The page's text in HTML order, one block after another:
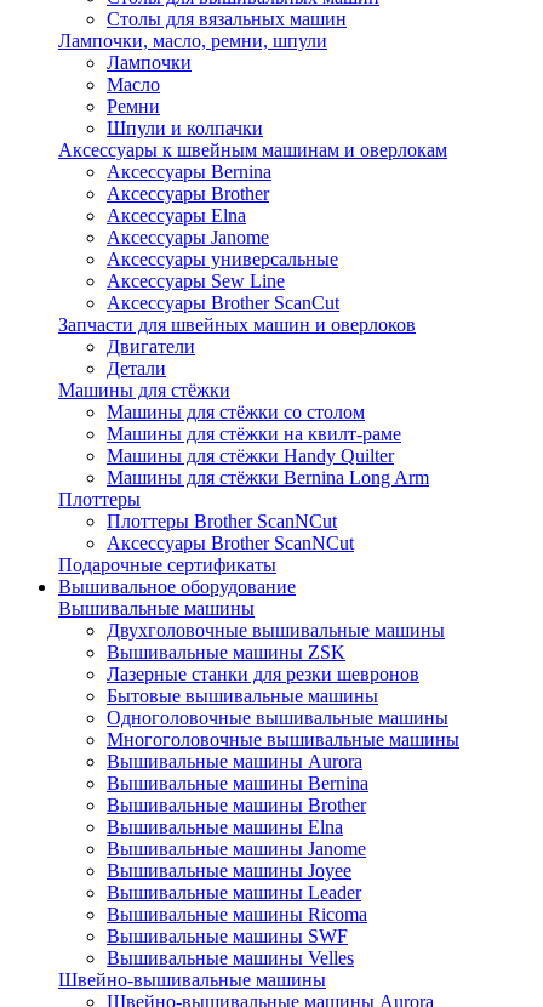
Столы для вязальных машин
Лампочки, масло, ремни, шпули
Лампочки
Масло
Ремни
Шпули и колпачки
Аксессуары к швейным машинам и оверлокам
Аксессуары Bernina
Аксессуары Brother
Аксессуары Elna
Аксессуары Janome
Аксессуары универсальные
Аксессуары Sew Line
Аксессуары Brother ScanCut
Запчасти для швейных машин и оверлоков
Двигатели
Детали
Машины для стёжки
Машины для стёжки со столом
Машины для стёжки на квилт-раме
Машины для стёжки Handy Quilter
Машины для стёжки Bernina Long Arm
Плоттеры
Плоттеры Brother ScanNCut
Аксессуары Brother ScanNCut
Подарочные сертификаты
Вышивальное оборудование
Вышивальные машины
Двухголовочные вышивальные машины
Вышивальные машины ZSK
Лазерные станки для резки шевронов
Бытовые вышивальные машины
Одноголовочные вышивальные машины
Многоголовочные вышивальные машины
Вышивальные машины Aurora
Вышивальные машины Bernina
Вышивальные машины Brother
Вышивальные машины Elna
Вышивальные машины Janome
Вышивальные машины Joyee
Вышивальные машины Leader
Вышивальные машины Ricoma
Вышивальные машины SWF
Вышивальные машины Velles
Швейно-вышивальные машины
Швейно-вышивальные машины Aurora